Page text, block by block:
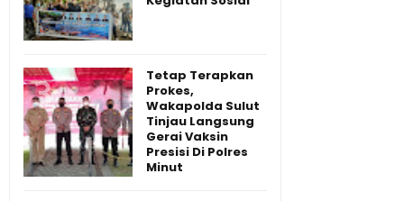
Tetap Terapkan
Prokes,
Wakapolda Sulut
Tinjau Langsung
Gerai Vaksin
Presisi Di Polres
Minut